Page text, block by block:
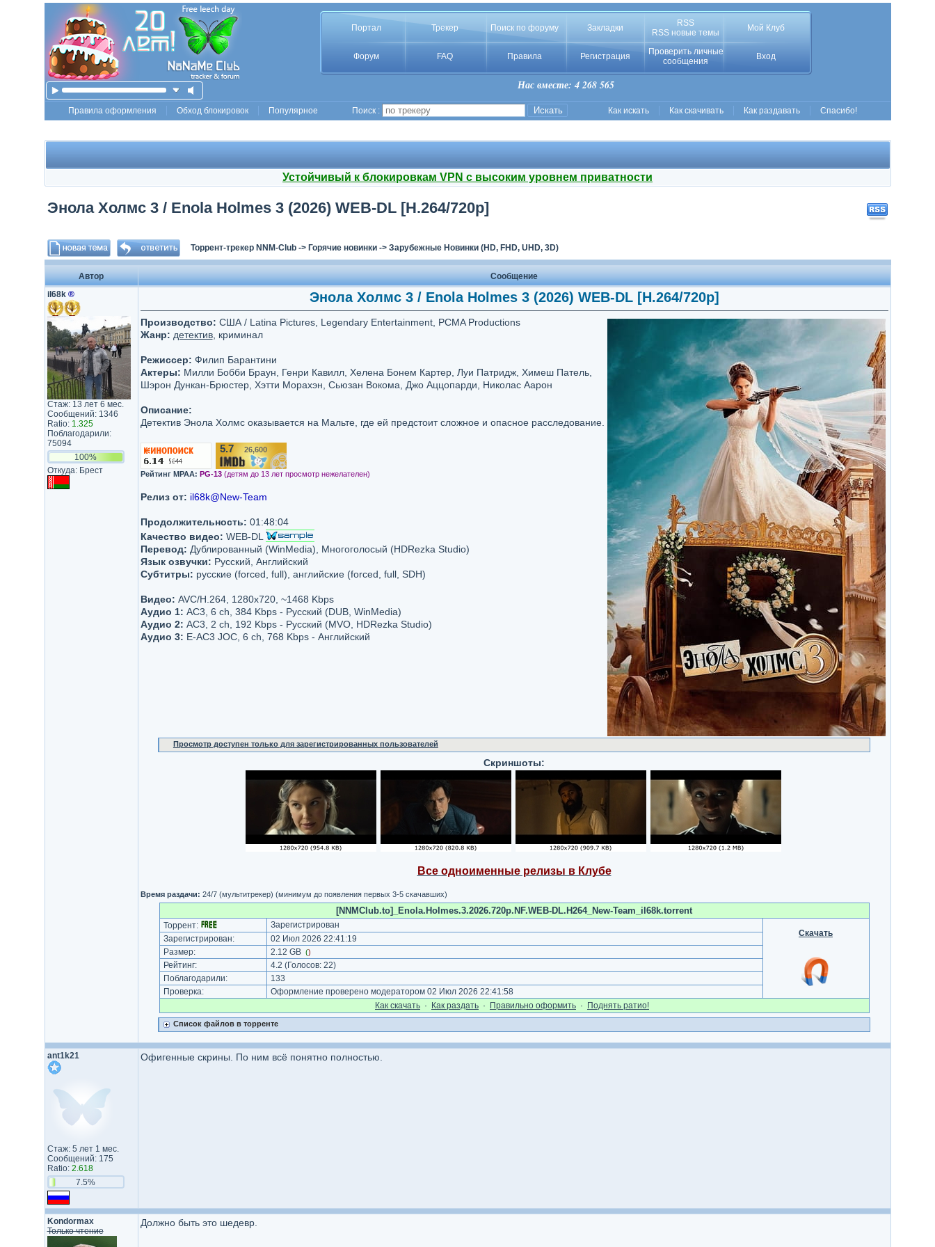
Портал Трекер Поиск по форуму Закладки
RSS
RSS новые темы
Мой Клуб
Форум FAQ Правила Регистрация
Проверить личные
сообщения
Вход
Нас вместе: 4 268 565
Правила оформления Обход блокировок Популярное Поиск : Как искать Как скачивать Как раздавать Спасибо!
Устойчивый к блокировкам VPN с высоким уровнем приватности
Энола Холмс 3 / Enola Holmes 3 (2026) WEB-DL [H.264/720p]
Торрент-трекер NNM-Club-> Горячие новинки-> Зарубежные Новинки (HD, FHD, UHD, 3D)
Автор
Сообщение
il68k ®
Стаж: 13 лет 6 мес.
Сообщений: 1346
Ratio: 1.325
Поблагодарили:
75094
100%
Откуда: Брест
Энола Холмс 3 / Enola Holmes 3 (2026) WEB-DL [H.264/720p]
Производство: США / Latina Pictures, Legendary Entertainment, PCMA Productions
Жанр: детектив, криминал
Режиссер: Филип Барантини
Актеры: Милли Бобби Браун, Генри Кавилл, Хелена Бонем Картер, Луи Патридж, Химеш Патель,
Шэрон Дункан-Брюстер, Хэтти Морахэн, Сьюзан Вокома, Джо Аццопарди, Николас Аарон
Описание:
Детектив Энола Холмс оказывается на Мальте, где ей предстоит сложное и опасное расследование.
5.7 26,600
Рейтинг MPAA: PG-13(детям до 13 лет просмотр нежелателен)
Релиз от: il68k@New-Team
Продолжительность: 01:48:04
Качество видео: WEB-DL
Перевод: Дублированный (WinMedia), Многоголосый (HDRezka Studio)
Язык озвучки: Русский, Английский
Субтитры: русские (forced, full), английские (forced, full, SDH)
Видео: AVC/H.264, 1280x720, ~1468 Kbps
Аудио 1: AC3, 6 ch, 384 Kbps - Русский (DUB, WinMedia)
Аудио 2: AC3, 2 ch, 192 Kbps - Русский (MVO, HDRezka Studio)
Аудио 3: E-AC3 JOC, 6 ch, 768 Kbps - Английский
Просмотр доступен только для зарегистрированных пользователей
Скриншоты:
Все одноименные релизы в Клубе
Время раздачи: 24/7 (мультитрекер) (минимум до появления первых 3-5 скачавших)
[NNMClub.to]_Enola.Holmes.3.2026.720p.NF.WEB-DL.H264_New-Team_il68k.torrent
Торрент:
Зарегистрирован
Скачать
Зарегистрирован:
02 Июл 2026 22:41:19
Размер:
2.12 GB ()
Рейтинг: 4.2 (Голосов: 22)
Поблагодарили:
133
Проверка:
Оформление проверено модератором 02 Июл 2026 22:41:58
Как cкачать · Как раздать · Правильно оформить · Поднять ратио!
Список файлов в торренте
ant1k21
Стаж: 5 лет 1 мес.
Сообщений: 175
Ratio: 2.618
7.5%
Офигенные скрины. По ним всё понятно полностью.
Kondormax
Только чтение
Должно быть это шедевр.